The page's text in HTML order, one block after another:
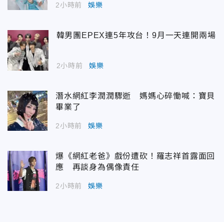
2小時前 娛樂
韓男團EPEX連5年攻台！9月一天連開兩場
2小時前 娛樂
潛水網紅李潤潤驟逝 媽媽心碎慟喊：寶貝
畢業了
2小時前 娛樂
爆《網紅老爸》戲份遭砍！羅志祥首露面回
應 再談身為偶像責任
2小時前 娛樂